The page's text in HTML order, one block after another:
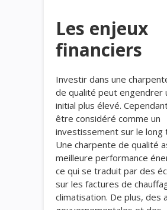
Les enjeux
financiers
Investir dans une
de qualité peut engendrer
initial plus élevé.
être considéré comme un
investissement sur le long
Une charpente de qualité
meilleure performance
ce qui se traduit par des
sur les factures de
climatisation. De plus, des